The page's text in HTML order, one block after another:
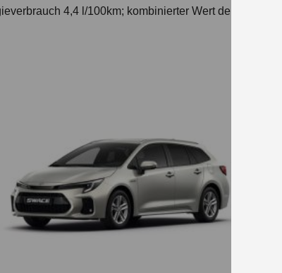
4,4 l/100km; kombinierter Wert der CO₂-